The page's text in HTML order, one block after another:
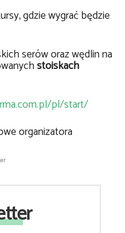
gdzie wygrać będzie
serów oraz wędlin na
stoiskach
pl/start/
organizatora